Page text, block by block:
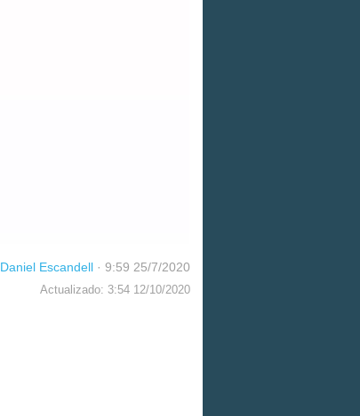
Daniel Escandell · 9:59 25/7/2020
Actualizado: 3:54 12/10/2020